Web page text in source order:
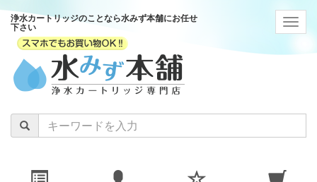
浄水カートリッジのことなら水みず本舗にお任せ
下さい